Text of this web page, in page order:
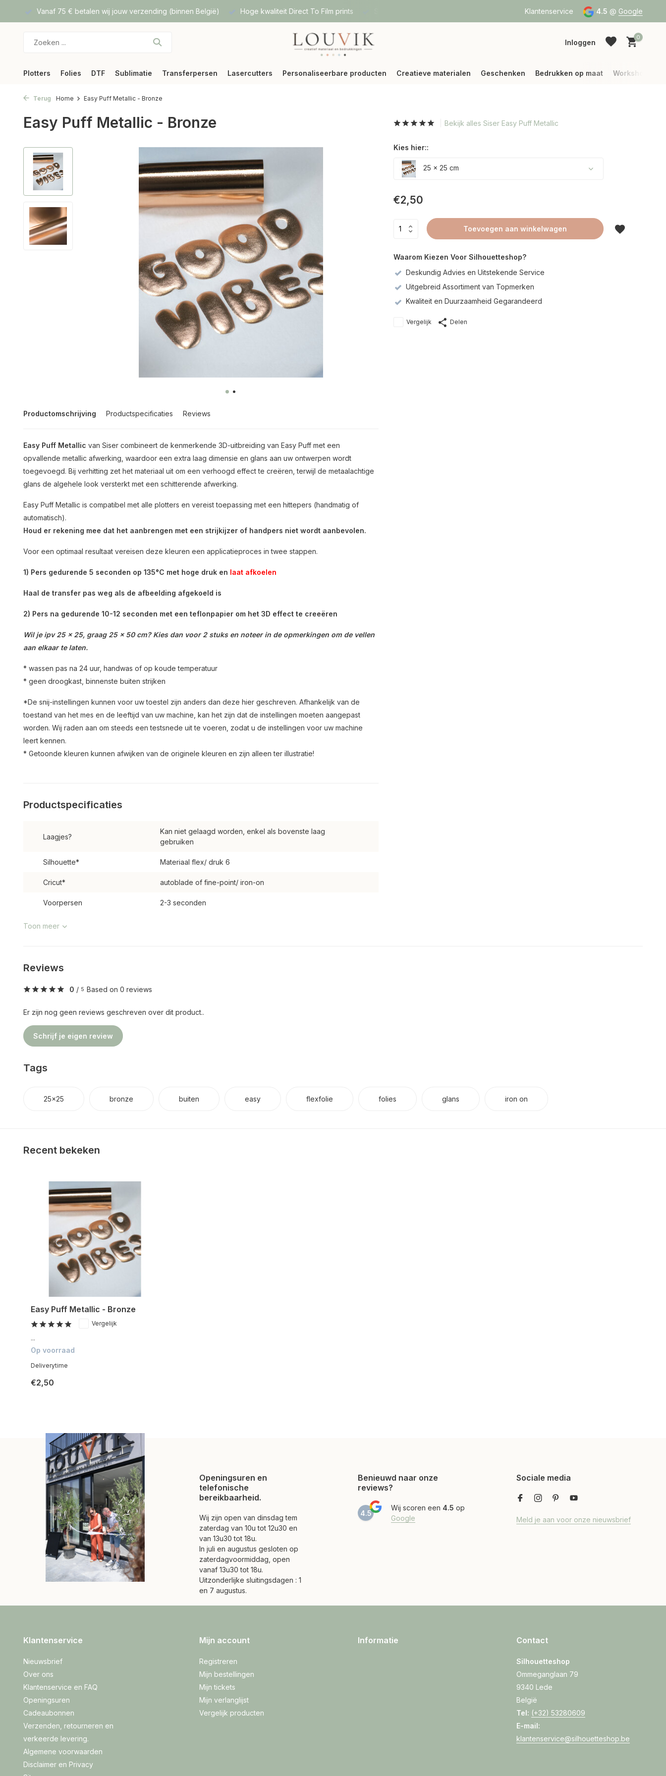
Vanaf 75 € betalen wij jouw verzending (binnen België) Hoge kwaliteit Direct To Film prints Vanaf 75 € betalen wij jouw verzending
Klantenservice 4.5 @ Google
Inloggen
0
Plotters Folies DTF Sublimatie Transferpersen Lasercutters Personaliseerbare producten Creatieve materialen Geschenken Bedrukken op maat Workshops
Terug Home Easy Puff Metallic - Bronze
Easy Puff Metallic - Bronze
Productomschrijving Productspecificaties Reviews
Easy Puff Metallic van Siser combineert de kenmerkende 3D-uitbreiding van Easy Puff met een
opvallende metallic afwerking, waardoor een extra laag dimensie en glans aan uw ontwerpen wordt
toegevoegd. Bij verhitting zet het materiaal uit om een ​​verhoogd effect te creëren, terwijl de metaalachtige
glans de algehele look versterkt met een schitterende afwerking.
Easy Puff Metallic is compatibel met alle plotters en vereist toepassing met een hittepers (handmatig of
automatisch).
Houd er rekening mee dat het aanbrengen met een strijkijzer of handpers niet wordt aanbevolen.
Voor een optimaal resultaat vereisen deze kleuren een applicatieproces in twee stappen.
1) Pers gedurende 5 seconden op 135°C met hoge druk en laat afkoelen
Haal de transfer pas weg als de afbeelding afgekoeld is
2) Pers na gedurende 10-12 seconden met een teflonpapier om het 3D effect te creeëren
Wil je ipv 25 x 25, graag 25 x 50 cm? Kies dan voor 2 stuks en noteer in de opmerkingen om de vellen
aan elkaar te laten.
* wassen pas na 24 uur, handwas of op koude temperatuur
* geen droogkast, binnenste buiten strijken
*De snij-instellingen kunnen voor uw toestel zijn anders dan deze hier geschreven. Afhankelijk van de
toestand van het mes en de leeftijd van uw machine, kan het zijn dat de instellingen moeten aangepast
worden. Wij raden aan om steeds een testsnede uit te voeren, zodat u de instellingen voor uw machine
leert kennen.
* Getoonde kleuren kunnen afwijken van de originele kleuren en zijn alleen ter illustratie!
Productspecificaties
Laagjes?
Kan niet gelaagd worden, enkel als bovenste laag
gebruiken
Silhouette* Materiaal flex/ druk 6
Cricut* autoblade of fine-point/ iron-on
Voorpersen 2-3 seconden
Toon meer
Bekijk alles Siser Easy Puff Metallic
Kies hier::
25 x 25 cm
€2,50
Toevoegen aan winkelwagen
Waarom Kiezen Voor Silhouetteshop?
Deskundig Advies en Uitstekende Service
Uitgebreid Assortiment van Topmerken
Kwaliteit en Duurzaamheid Gegarandeerd
Vergelijk Delen
Reviews
0 / 5 Based on 0 reviews
Er zijn nog geen reviews geschreven over dit product..
Schrijf je eigen review
Tags
25x25 bronze buiten easy flexfolie folies glans iron on
Recent bekeken
Easy Puff Metallic - Bronze
Vergelijk
...
Op voorraad
Deliverytime
€2,50
Openingsuren en
telefonische
bereikbaarheid.
Wij zijn open van dinsdag tem
zaterdag van 10u tot 12u30 en
van 13u30 tot 18u.
In juli en augustus gesloten op
zaterdagvoormiddag, open
vanaf 13u30 tot 18u.
Uitzonderlijke sluitingsdagen : 1
en 7 augustus.
Benieuwd naar onze
reviews?
4.5
Wij scoren een 4.5 op
Google
Sociale media
Meld je aan voor onze nieuwsbrief
Klantenservice
Nieuwsbrief
Over ons
Klantenservice en FAQ
Openingsuren
Cadeaubonnen
Verzenden, retourneren en
verkeerde levering.
Algemene voorwaarden
Disclaimer en Privacy
Mijn account
Registreren
Mijn bestellingen
Mijn tickets
Mijn verlanglijst
Vergelijk producten
Informatie Contact
Silhouetteshop
Ommeganglaan 79
9340 Lede
België
Tel: (+32) 53280609
E-mail:
klantenservice@silhouetteshop.be